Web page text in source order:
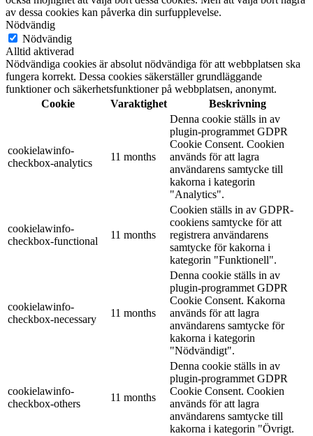
av dessa cookies kan påverka din surfupplevelse.
Nödvändig
Nödvändig
Alltid aktiverad
Nödvändiga cookies är absolut nödvändiga för att webbplatsen ska
fungera korrekt. Dessa cookies säkerställer grundläggande
funktioner och säkerhetsfunktioner på webbplatsen, anonymt.
Cookie
Varaktighet Beskrivning
cookielawinfo-
checkbox-analytics
11 months
Denna cookie ställs in av
plugin-programmet GDPR
Cookie Consent. Cookien
används för att lagra
användarens samtycke till
kakorna i kategorin
"Analytics".
cookielawinfo-
checkbox-functional
11 months
Cookien ställs in av GDPR-
cookiens samtycke för att
registrera användarens
samtycke för kakorna i
kategorin "Funktionell".
cookielawinfo-
checkbox-necessary
11 months
Denna cookie ställs in av
plugin-programmet GDPR
Cookie Consent. Kakorna
används för att lagra
användarens samtycke för
kakorna i kategorin
"Nödvändigt".
cookielawinfo-
checkbox-others
11 months
Denna cookie ställs in av
plugin-programmet GDPR
Cookie Consent. Cookien
används för att lagra
användarens samtycke till
kakorna i kategorin "Övrigt.